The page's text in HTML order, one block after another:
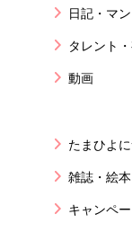
日記・マ
タレント
動画
たまひよ
雑誌・絵
キャンペ